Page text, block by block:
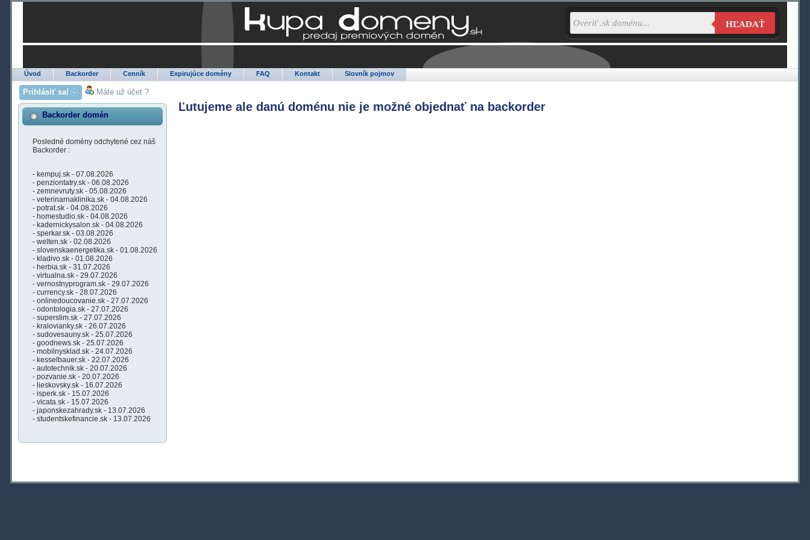
Úvod Backorder Cenník Expirujúce domény FAQ Kontakt Slovník pojmov
HĽADAŤ
Prihlásiť sa! Máte už účet ?
Backorder domén
Posledné domény odchytené cez náš
Backorder :
- kempuj.sk - 07.08.2026
- penziontatry.sk - 06.08.2026
- zemnevruty.sk - 05.08.2026
- veterinarnaklinika.sk - 04.08.2026
- potrat.sk - 04.08.2026
- homestudio.sk - 04.08.2026
- kadernickysalon.sk - 04.08.2026
- sperkar.sk - 03.08.2026
- welten.sk - 02.08.2026
- slovenskaenergetika.sk - 01.08.2026
- kladivo.sk - 01.08.2026
- herbia.sk - 31.07.2026
- virtualna.sk - 29.07.2026
- vernostnyprogram.sk - 29.07.2026
- currency.sk - 28.07.2026
- onlinedoucovanie.sk - 27.07.2026
- odontologia.sk - 27.07.2026
- superslim.sk - 27.07.2026
- kralovianky.sk - 26.07.2026
- sudovesauny.sk - 25.07.2026
- goodnews.sk - 25.07.2026
- mobilnysklad.sk - 24.07.2026
- kesselbauer.sk - 22.07.2026
- autotechnik.sk - 20.07.2026
- pozvanie.sk - 20.07.2026
- lieskovsky.sk - 16.07.2026
- isperk.sk - 15.07.2026
- vlcata.sk - 15.07.2026
- japonskezahrady.sk - 13.07.2026
- studentskefinancie.sk - 13.07.2026
Ľutujeme ale danú doménu nie je možné objednať na backorder